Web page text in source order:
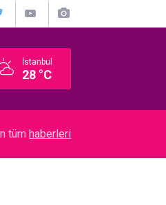
İstanbul
28 °C
İŞTE HİÇ KİMSENİN BİLMEDİĞİ
tüm haberleri